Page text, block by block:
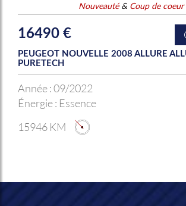
Nouveauté& Coup de coeur
16490 €
PEUGEOT NOUVELLE 2008 ALLURE
PURETECH
Année :09/2022
Énergie : Essence
15946 KM